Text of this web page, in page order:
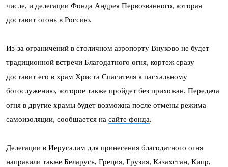
числе, и делегации Фонда Андрея Первозванного, которая
доставит огонь в Россию.
Из-за ограничений в столичном аэропорту Внуково не будет
традиционной встречи Благодатного огня, кортеж сразу
доставит его в храм Христа Спасителя к пасхальному
богослужению, которое также пройдет без прихожан. Передача
огня в другие храмы будет возможна после отмены режима
самоизоляции, сообщается на сайте фонда.
Делегации в Иерусалим для принесения благодатного огня
направили также Беларусь, Греция, Грузия, Казахстан, Кипр,